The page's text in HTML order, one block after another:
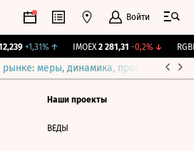
Войти
+1,31%↑ IMOEX 2 281,31 -0,2%↓
меры, динамика, прогнозы
Наши проекты
ВЕДЫ